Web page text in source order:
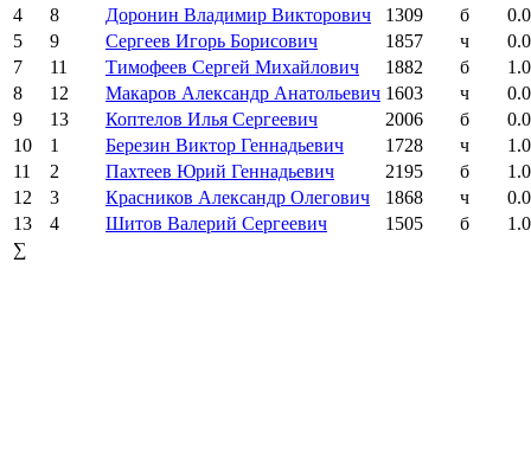
4
8 Доронин Владимир Викторович 1309 б
0.0
5
9 Сергеев Игорь Борисович 1857 ч
0.0
7
11 Тимофеев Сергей Михайлович 1882 б
1.0
8
12 Макаров Александр Анатольевич 1603 ч
0.0
9
13 Коптелов Илья Сергеевич 2006 б
0.0
10
1 Березин Виктор Геннадьевич 1728 ч
1.0
11
2 Пахтеев Юрий Геннадьевич 2195 б
1.0
12
3 Красников Александр Олегович 1868 ч
0.0
13
4 Шитов Валерий Сергеевич 1505 б
1.0
∑